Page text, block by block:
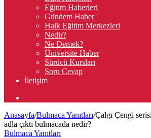
Eğitim Haberleri
Gündem Haber
Halk Eğitim Merkezleri
Nedir?
Ne Demek?
Üniversite Haber
Sürücü Kursları
Soru Cevap
İletişim
...
Anasayfa/Bulmaca Yanıtları/Çalgı Çengi
adla çıktı bulmacada nedir?
Bulmaca Yanıtları